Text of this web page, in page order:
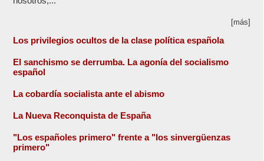
[más]
Los privilegios ocultos de la clase política española
El sanchismo se derrumba. La agonía del socialismo
español
La cobardía socialista ante el abismo
La Nueva Reconquista de España
"Los españoles primero" frente a "los sinvergüenzas
primero"